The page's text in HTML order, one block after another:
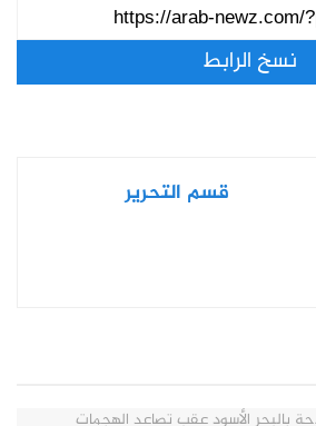
نسخ الرابط
قسم التحرير